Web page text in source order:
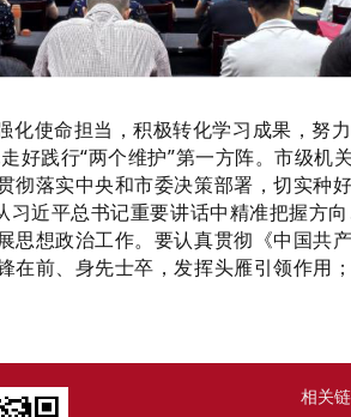
使命担当，积极转化学习成果，努
好践行“两个维护”第一方阵。市级机
落实中央和市委决策部署，切实种好
习近平总书记重要讲话中精准把握方
想政治工作。 要认真贯彻《中国共
前、身先士卒，发挥头雁引领作用